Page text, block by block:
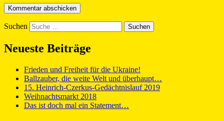
Suchen
Neueste Beiträge
Frieden und Freiheit für die Ukraine!
Ballzauber, die weite Welt und überhaupt…
15. Heinrich-Czerkus-Gedächtnislauf 2019
Weihnachtsmarkt 2018
Das ist doch mal ein Statement…